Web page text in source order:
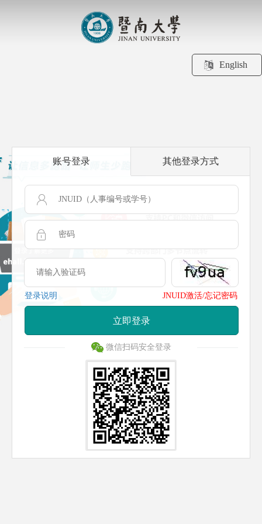
English
账号登录 其他登录方式
登录说明 JNUID激活/忘记密码
立即登录
微信扫码安全登录